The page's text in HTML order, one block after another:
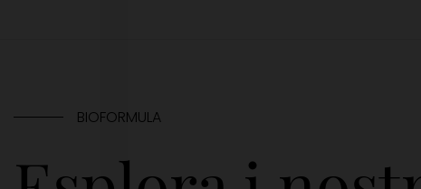
BIOFORMULA